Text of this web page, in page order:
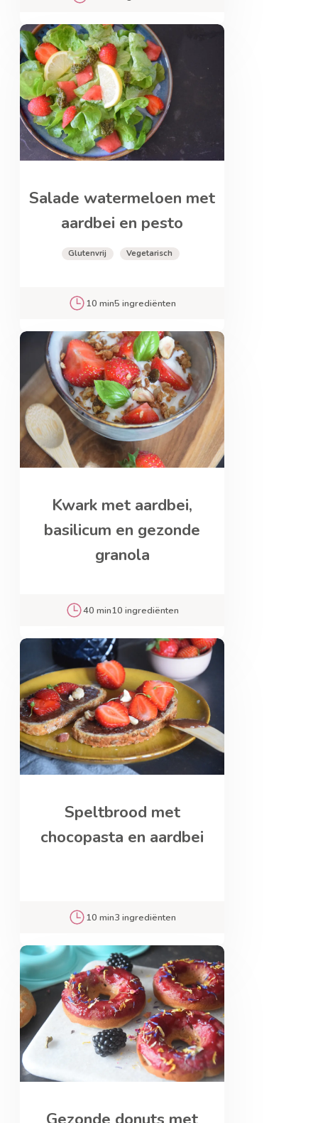
Salade watermeloen met
aardbei en pesto
Glutenvrij Vegetarisch
10 min5 ingrediënten
Kwark met aardbei,
basilicum en gezonde
granola
40 min10 ingrediënten
Speltbrood met
chocopasta en aardbei
10 min3 ingrediënten